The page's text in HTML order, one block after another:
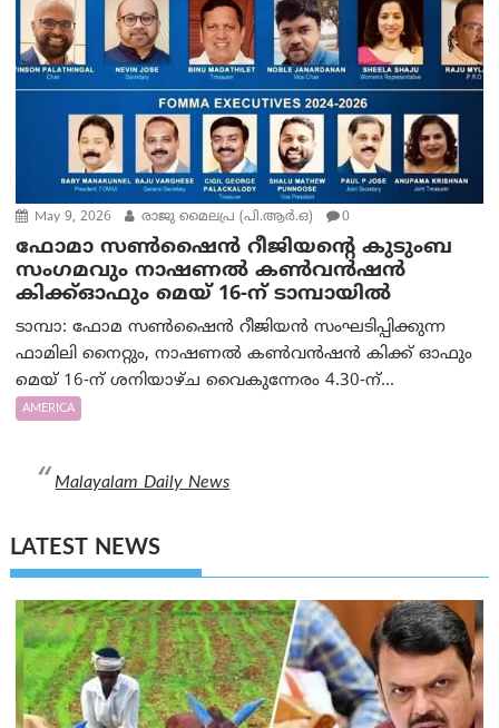
May 9, 2026 രാജു മൈലപ്ര (പി.ആര്‍.ഒ) 0
ഫോമാ സണ്‍ഷൈന്‍ റീജിയന്റെ കുടുംബ
സംഗമവും നാഷണല്‍ കണ്‍വന്‍ഷന്‍
കിക്ക്ഓഫും മെയ് 16-ന് ടാമ്പായില്‍
ടാമ്പാ: ഫോമ സണ്‍ഷൈന്‍ റീജിയന്‍ സംഘടിപ്പിക്കുന്ന
ഫാമിലി നൈറ്റും, നാഷണല്‍ കണ്‍വന്‍ഷന്‍ കിക്ക് ഓഫും
മെയ് 16-ന് ശനിയാഴ്ച വൈകുന്നേരം 4.30-ന്...
AMERICA
Malayalam Daily News
LATEST NEWS